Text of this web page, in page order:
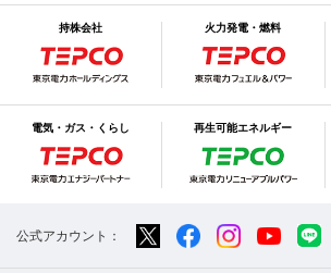
持株会社 火力発電・燃料
電気・ガス・くらし 再生可能エネルギー
公式アカウント：